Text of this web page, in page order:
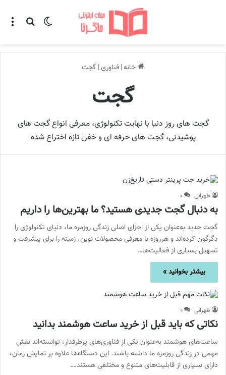
تغییر پوسته
خانه|فناوری| گجت
گجت
گجت های روز دنیا با نهایت تکنولوژی، معرفی انواع گجت های
پوشیدنی، گجت های حرفه ای و خفن تازه اختراع شده
طهرانی ۰
به دنبال گجت جدیدی هستید؟ ما بهترین‌ها را داریم
گجت‌ جدید به‌عنوان یکی از اجزای اصلی زندگی روزمره ما، دنیای تکنولوژی را
دگرگون کرده‌اند و هرروزه با معرفی محصولات نوین، زمینه را برای پیشرفت و
تسهیل بسیاری از فعالیت‌ها…
بیشتر بخوانید »
طهرانی ۰
نکاتی که باید قبل از خرید ساعت هوشمند بدانید
ساعت‌های هوشمند به‌عنوان یکی از فناوری‌های پرطرفدار، توانسته‌اند نقش
مهمی در زندگی روزمره ما داشته باشند. این دستگاه‌ها علاوه بر نمایش زمان،
دارای بسیاری از قابلیت‌های متنوع و مختلفی هستند.…